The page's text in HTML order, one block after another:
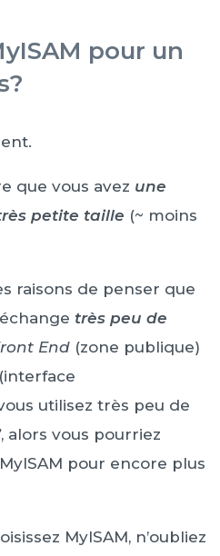
pour un
que vous avez une
petite taille (~ moins
raisons de penser que
très peu de
End (zone publique)
(interface
utilisez très peu de
, alors vous pourriez
pour encore plus
MyISAM, n’oubliez